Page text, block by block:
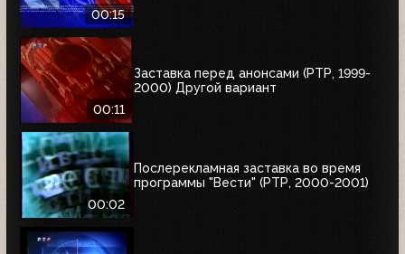
00:15
00:11
Заставка перед анонсами (РТР, 1999-
2000) Другой вариант
00:02
Послерекламная заставка во время
программы "Вести" (РТР, 2000-2001)